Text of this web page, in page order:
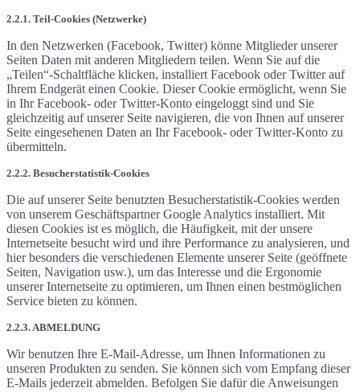
2.2.1. Teil-Cookies (Netzwerke)
In den Netzwerken (Facebook, Twitter) könne Mitglieder unserer
Seiten Daten mit anderen Mitgliedern teilen. Wenn Sie auf die
„Teilen“-Schaltfläche klicken, installiert Facebook oder Twitter auf
Ihrem Endgerät einen Cookie. Dieser Cookie ermöglicht, wenn Sie
in Ihr Facebook- oder Twitter-Konto eingeloggt sind und Sie
gleichzeitig auf unserer Seite navigieren, die von Ihnen auf unserer
Seite eingesehenen Daten an Ihr Facebook- oder Twitter-Konto zu
übermitteln.
2.2.2. Besucherstatistik-Cookies
Die auf unserer Seite benutzten Besucherstatistik-Cookies werden
von unserem Geschäftspartner Google Analytics installiert. Mit
diesen Cookies ist es möglich, die Häufigkeit, mit der unsere
Internetseite besucht wird und ihre Performance zu analysieren, und
hier besonders die verschiedenen Elemente unserer Seite (geöffnete
Seiten, Navigation usw.), um das Interesse und die Ergonomie
unserer Internetseite zu optimieren, um Ihnen einen bestmöglichen
Service bieten zu können.
2.2.3. ABMELDUNG
Wir benutzen Ihre E-Mail-Adresse, um Ihnen Informationen zu
unseren Produkten zu senden. Sie können sich vom Empfang dieser
E-Mails jederzeit abmelden. Befolgen Sie dafür die Anweisungen